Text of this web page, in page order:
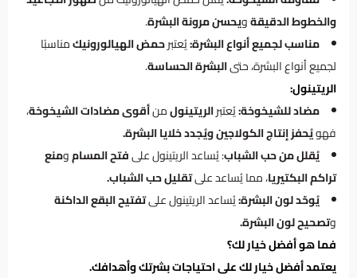
والخطوط الدقيقةويحسن مرونة البشرة.
مناسب لجميع أنواع البشرة:يُعتبرحمض الهيالورونيكمناسبًا
لجميع أنواع البشرة، حتىالبشرة الحساسة.
الريتينول:
مضاد للشيخوخة:يُعتبرالريتينولمنأقوى مضادات الشيخوخة،
فهويُحفز إنتاج الكولاجين ويُجدد خلايا البشرة.
يُقلل من حب الشباب: يُساعد الريتينول علىفتح المسامومنع
تراكم البكتيريا، مما يُساعد علىتقليل حب الشباب.
يُوحّد لون البشرة:يُساعد الريتينول علىتفتيح البقع الداكنة
وتصحيح لون البشرة.
فما هو أفضل خيار لك؟
يعتمد أفضل خيار لك على احتياجات بشرتك وأهدافك.